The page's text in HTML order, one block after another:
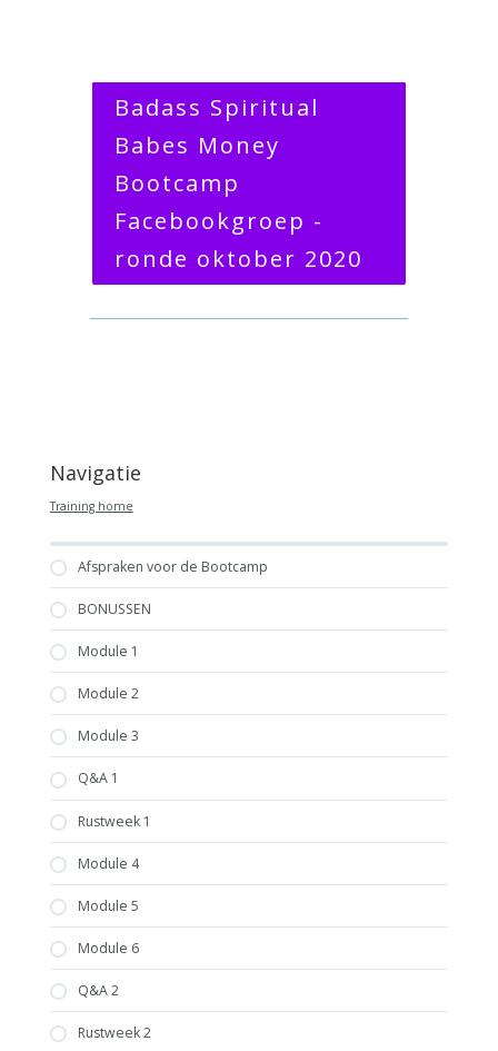
Badass Spiritual
Babes Money
Bootcamp
Facebookgroep -
ronde oktober 2020
Navigatie
Training home
Afspraken voor de Bootcamp
BONUSSEN
Module 1
Module 2
Module 3
Q&A 1
Rustweek 1
Module 4
Module 5
Module 6
Q&A 2
Rustweek 2